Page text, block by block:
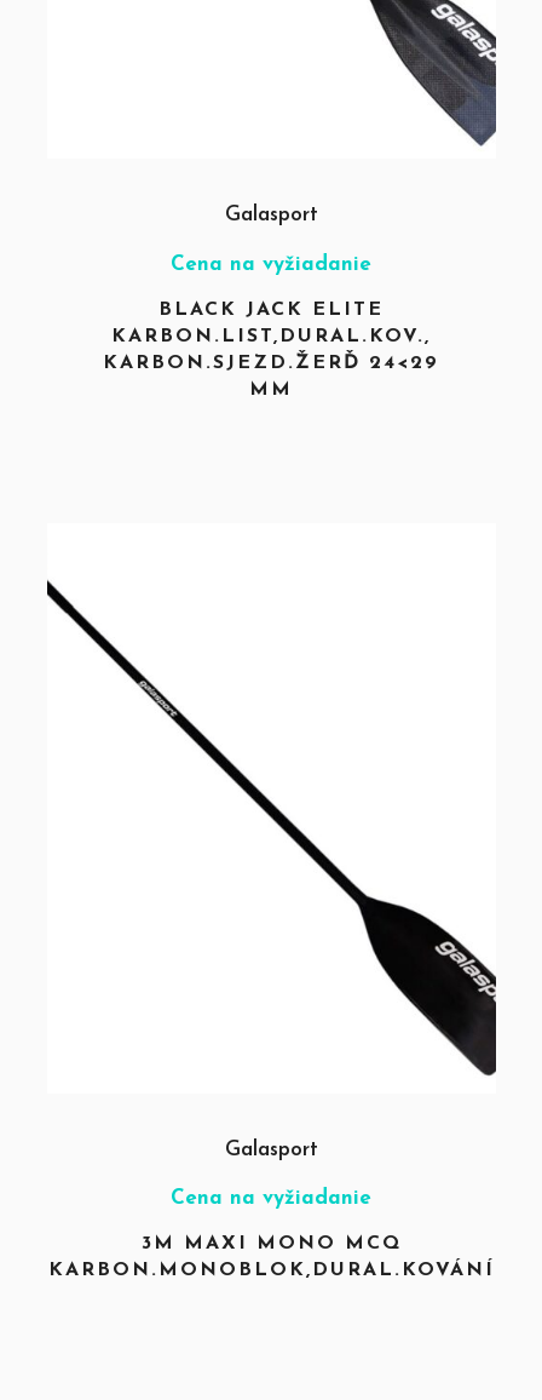
Galasport
Cena na vyžiadanie
BLACK JACK ELITE
KARBON.LIST,DURAL.KOV.,
KARBON.SJEZD.ŽERĎ 24<29
MM
Galasport
Cena na vyžiadanie
3M MAXI MONO MCQ
KARBON.MONOBLOK,DURAL.KOVÁNÍ